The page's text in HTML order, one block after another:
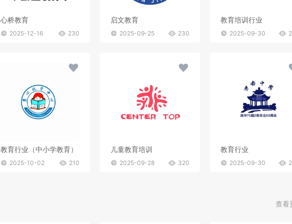
心桥教育
2025-12-16 230
启文教育
2025-09-25 230
教育培训行业
2025-09-30
教育行业（中小学教育）
2025-10-02 210
儿童教育培训
2025-09-28 320
教育行业
2025-09-30
查看